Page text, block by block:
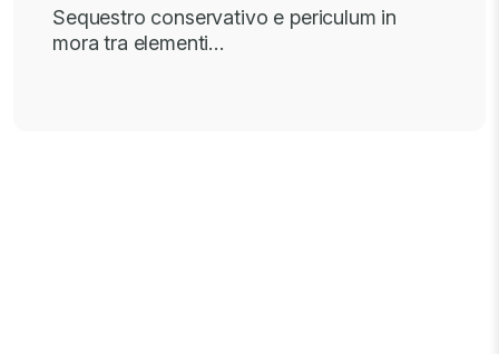
Sequestro conservativo e periculum in
mora tra elementi…